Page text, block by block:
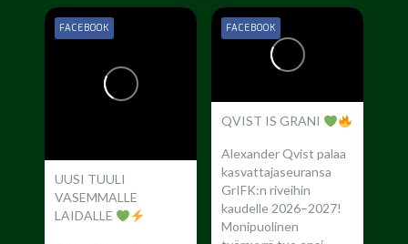
UUSI TUULI
VASEMMALLE
LAIDALLE
FACEBOOK
QVIST IS GRANI
Alexander Qvist palaa
kasvattajaseuransa
GrIFK:n riveihin
kaudelle 2026–2027!
Monipuolinen
FACEBOOK